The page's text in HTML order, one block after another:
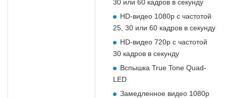
30 или 60 кадров в секунду
HD‑видео 1080p с частотой
25, 30 или 60 кадров в секунду
HD‑видео 720p с частотой
30 кадров в секунду
Вспышка True Tone Quad-
LED
Замедленное видео 1080р